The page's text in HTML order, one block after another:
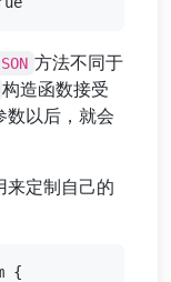
方法不同于
构造函数接受
数以后，就会
来定制自己的
{